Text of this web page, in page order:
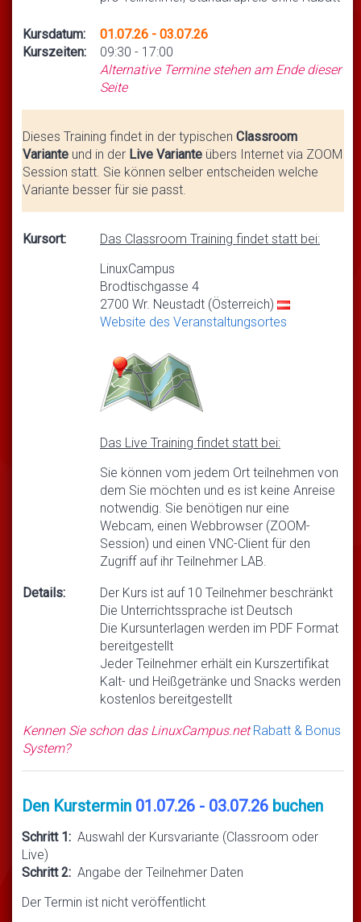
Kursdatum:
Kurszeiten:
01.07.26 - 03.07.26
09:30 - 17:00
Alternative Termine stehen am Ende dieser
Seite
Dieses Training findet in der typischen Classroom
Variante und in der Live Variante übers Internet via ZOOM
Session statt. Sie können selber entscheiden welche
Variante besser für sie passt.
Kursort:
Das Classroom Training findet statt bei:
LinuxCampus
Brodtischgasse 4
2700 Wr. Neustadt (Österreich)
Website des Veranstaltungsortes
Das Live Training findet statt bei:
Sie können vom jedem Ort teilnehmen von
dem Sie möchten und es ist keine Anreise
notwendig. Sie benötigen nur eine
Webcam, einen Webbrowser (ZOOM-
Session) und einen VNC-Client für den
Zugriff auf ihr Teilnehmer LAB.
Details:
Der Kurs ist auf 10 Teilnehmer beschränkt
Die Unterrichtssprache ist Deutsch
Die Kursunterlagen werden im PDF Format
bereitgestellt
Jeder Teilnehmer erhält ein Kurszertifikat
Kalt- und Heißgetränke und Snacks werden
kostenlos bereitgestellt
Kennen Sie schon das LinuxCampus.netRabatt & Bonus
System?
Den Kurstermin 01.07.26 - 03.07.26 buchen
Schritt 1: Auswahl der Kursvariante (Classroom oder
Live)
Schritt 2: Angabe der Teilnehmer Daten
Der Termin ist nicht veröffentlicht